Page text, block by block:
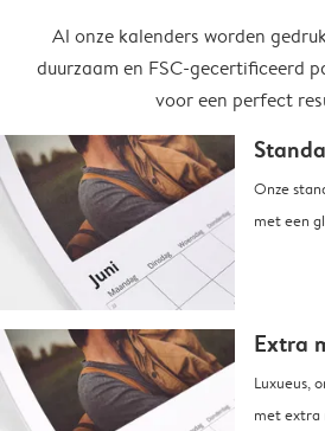
Al onze kalenders worden
duurzaam en FSC-gecertificeerd
voor een perfect
Onze
met een
Extra
Luxueus,
met extra